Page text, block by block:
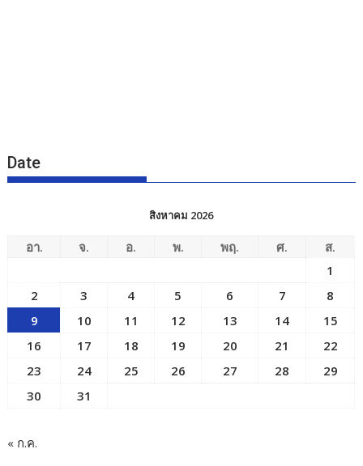
Date
สิงหาคม 2026
อา. จ. อ. พ. พฤ. ศ.
ส.
1
2
3 4 5 6 7
8
9
10 11 12 13 14
15
16
17 18 19 20 21
22
23
24 25 26 27 28
29
30
31
« ก.ค.